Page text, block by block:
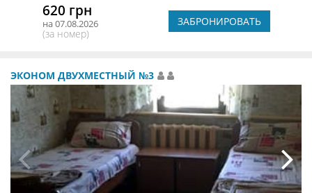
620 грн
на 07.08.2026
(за номер)
ЗАБРОНИРОВАТЬ
ЭКОНОМ ДВУХМЕСТНЫЙ №3